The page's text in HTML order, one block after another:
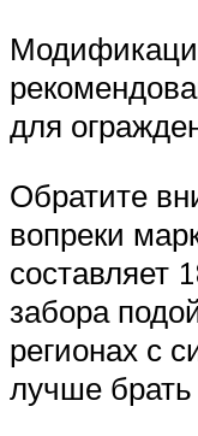
для
Обратите
вопреки
составляет
забора
регионах с
лучше